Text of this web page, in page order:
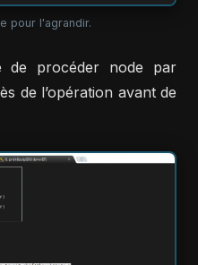
pour l'agrandir.
de procéder node par
de l’opération avant de